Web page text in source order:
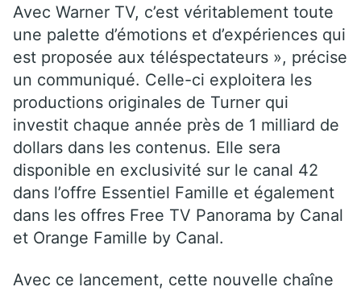
Avec Warner TV, c’est véritablement toute
une palette d’émotions et d’expériences qui
est proposée aux téléspectateurs », précise
un communiqué. Celle-ci exploitera les
productions originales de Turner qui
investit chaque année près de 1 milliard de
dollars dans les contenus. Elle sera
disponible en exclusivité sur le canal 42
dans l’offre Essentiel Famille et également
dans les offres Free TV Panorama by Canal
et Orange Famille by Canal.
Avec ce lancement, cette nouvelle chaîne